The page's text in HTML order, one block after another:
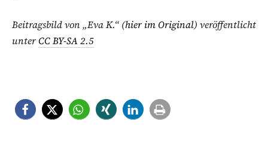
Beitragsbild von „Eva K.“ (hier im Original) veröffentlicht
unterCC BY-SA 2.5